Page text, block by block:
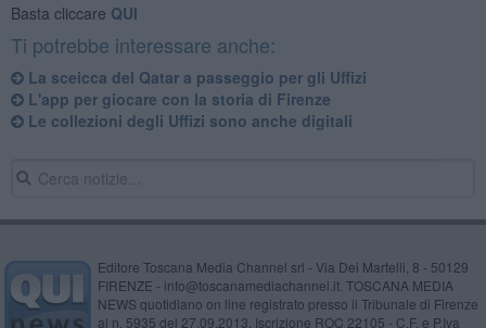
Basta cliccare QUI
Ti potrebbe interessare anche:
La sceicca del Qatar a passeggio per gli Uffizi
L'app per giocare con la storia di Firenze
Le collezioni degli Uffizi sono anche digitali
Editore Toscana Media Channel srl - Via Dei Martelli, 8 - 50129
FIRENZE - info@toscanamediachannel.it. TOSCANA MEDIA
NEWS quotidiano on line registrato presso il Tribunale di Firenze
al n. 5935 del 27.09.2013. Iscrizione ROC 22105 - C.F. e P.Iva